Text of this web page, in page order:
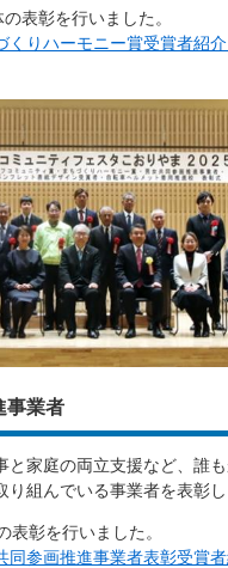
表彰を行いました。
くりハーモニー賞受賞者紹
事業者
と家庭の両立支援など、誰
組んでいる事業者を表彰し
表彰を行いました。
同参画推進事業者表彰受賞